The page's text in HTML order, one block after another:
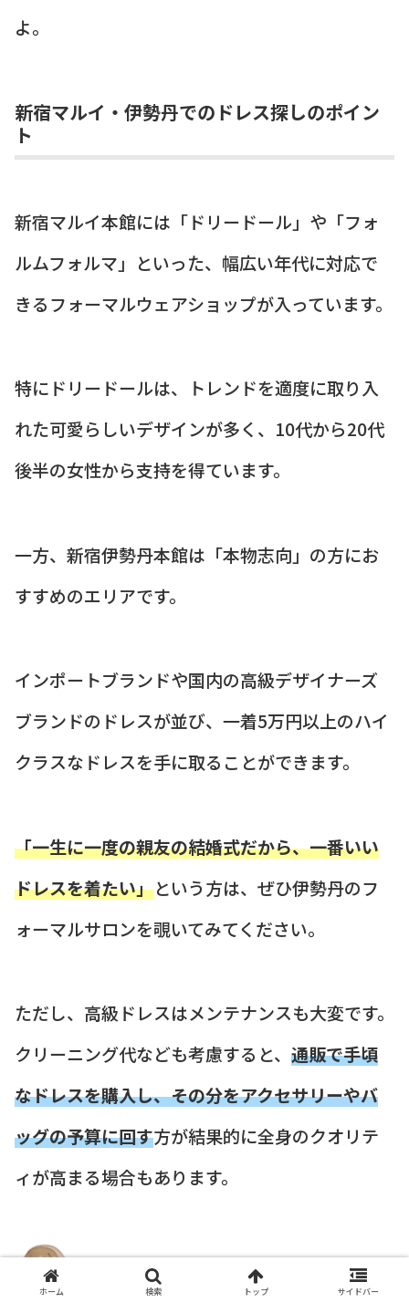
よ。
新宿マルイ・伊勢丹でのドレス探しのポイン
ト
新宿マルイ本館には「ドリードール」や「フォ
ルムフォルマ」といった、幅広い年代に対応で
きるフォーマルウェアショップが入っています。
特にドリードールは、トレンドを適度に取り入
れた可愛らしいデザインが多く、10代から20代
後半の女性から支持を得ています。
一方、新宿伊勢丹本館は「本物志向」の方にお
すすめのエリアです。
インポートブランドや国内の高級デザイナーズ
ブランドのドレスが並び、一着5万円以上のハイ
クラスなドレスを手に取ることができます。
「一生に一度の親友の結婚式だから、一番いい
ドレスを着たい」という方は、ぜひ伊勢丹のフ
ォーマルサロンを覗いてみてください。
ただし、高級ドレスはメンテナンスも大変です。
クリーニング代なども考慮すると、 通販で手頃
なドレスを購入し、その分をアクセサリーやバ
ッグの予算に回す方が結果的に全身のクオリテ
ィが高まる場合もあります。
つかホーム 検索 トップ サイドバー